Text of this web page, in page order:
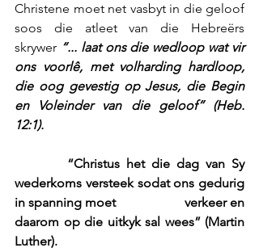
Christene moet net vasbyt in die geloof
soos die atleet van die Hebreërs
skrywer “... laat ons die wedloop wat vir
ons voorlê, met volharding hardloop,
die oog gevestig op Jesus, die Begin
en Voleinder van die geloof” (Heb.
12:1).
wederkoms versteek sodat ons gedurig
in spanning moet                    verkeer en
daarom op die uitkyk sal wees” (Martin
Luther).